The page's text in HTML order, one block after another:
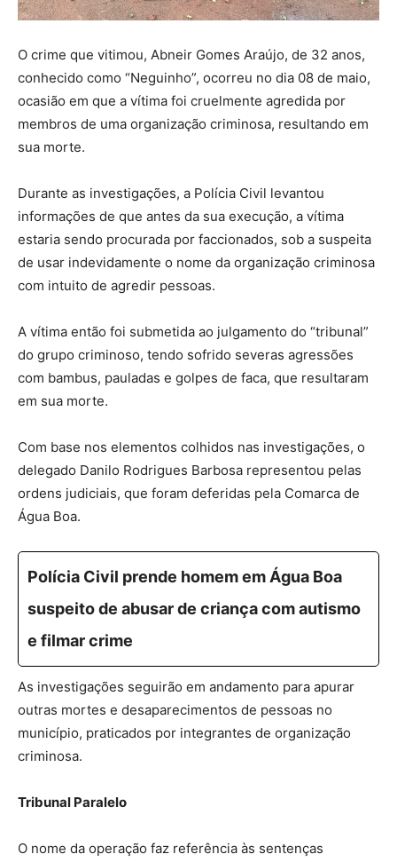
O crime que vitimou, Abneir Gomes Araújo, de 32 anos,
conhecido como “Neguinho”, ocorreu no dia 08 de maio,
ocasião em que a vítima foi cruelmente agredida por
membros de uma organização criminosa, resultando em
sua morte.
Durante as investigações, a Polícia Civil levantou
informações de que antes da sua execução, a vítima
estaria sendo procurada por faccionados, sob a suspeita
de usar indevidamente o nome da organização criminosa
com intuito de agredir pessoas.
A vítima então foi submetida ao julgamento do “tribunal”
do grupo criminoso, tendo sofrido severas agressões
com bambus, pauladas e golpes de faca, que resultaram
em sua morte.
Com base nos elementos colhidos nas investigações, o
delegado Danilo Rodrigues Barbosa representou pelas
ordens judiciais, que foram deferidas pela Comarca de
Água Boa.
Polícia Civil prende homem em Água Boa
suspeito de abusar de criança com autismo
e filmar crime
As investigações seguirão em andamento para apurar
outras mortes e desaparecimentos de pessoas no
município, praticados por integrantes de organização
criminosa.
Tribunal Paralelo
O nome da operação faz referência às sentenças